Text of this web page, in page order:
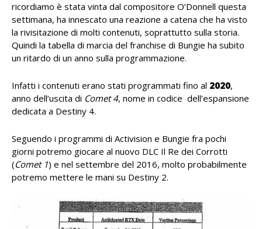
ricordiamo è stata vinta dal compositore O’Donnell questa
settimana, ha innescato una reazione a catena che ha visto
la rivisitazione di molti contenuti, soprattutto sulla storia.
Quindi la tabella di marcia del franchise di Bungie ha subito
un ritardo di un anno sulla programmazione.
Infatti i contenuti erano stati programmati fino al 2020,
anno dell’uscita di Comet 4, nome in codice dell’espansione
dedicata a Destiny 4.
Seguendo i programmi di Activision e Bungie fra pochi
giorni potremo giocare al nuovo DLC Il Re dei Corrotti
(Comet 1) e nel settembre del 2016, molto probabilmente
potremo mettere le mani su Destiny 2.